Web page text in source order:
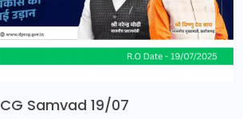
CG Samvad 19/07